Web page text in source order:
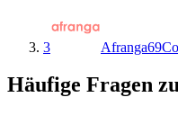
3 Afranga69
Häufige Fragen